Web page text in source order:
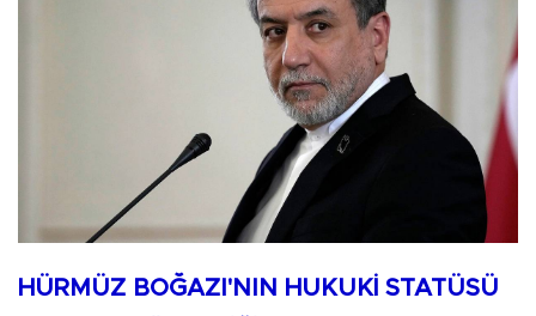
HÜRMÜZ BOĞAZI'NIN HUKUKİ STATÜSÜ